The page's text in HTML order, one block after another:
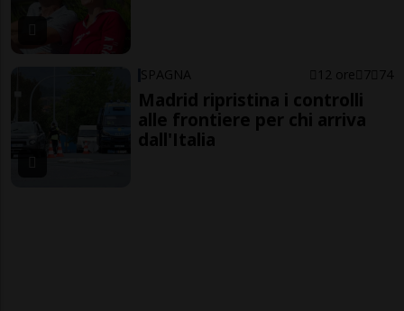
SPAGNA 12 ore 7 74
Madrid ripristina i controlli
alle frontiere per chi arriva
dall'Italia